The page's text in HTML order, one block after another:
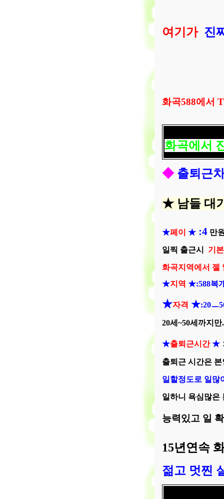
여기가 진
화곡588에서
화곡에서
◆ 출퇴근
★ 남들 대
★페이 ★:4 만
일찍 출근시 기
화곡지역에서 젤
★지역 ★:588복
★자격 ★:20ㅡ
20세 ~50세까지만
★출퇴근시간 ★
출퇴근 시간은
일할정도로 일많
일하니 욕심많은
능력있고 일
15년연속
젊고 멋찐